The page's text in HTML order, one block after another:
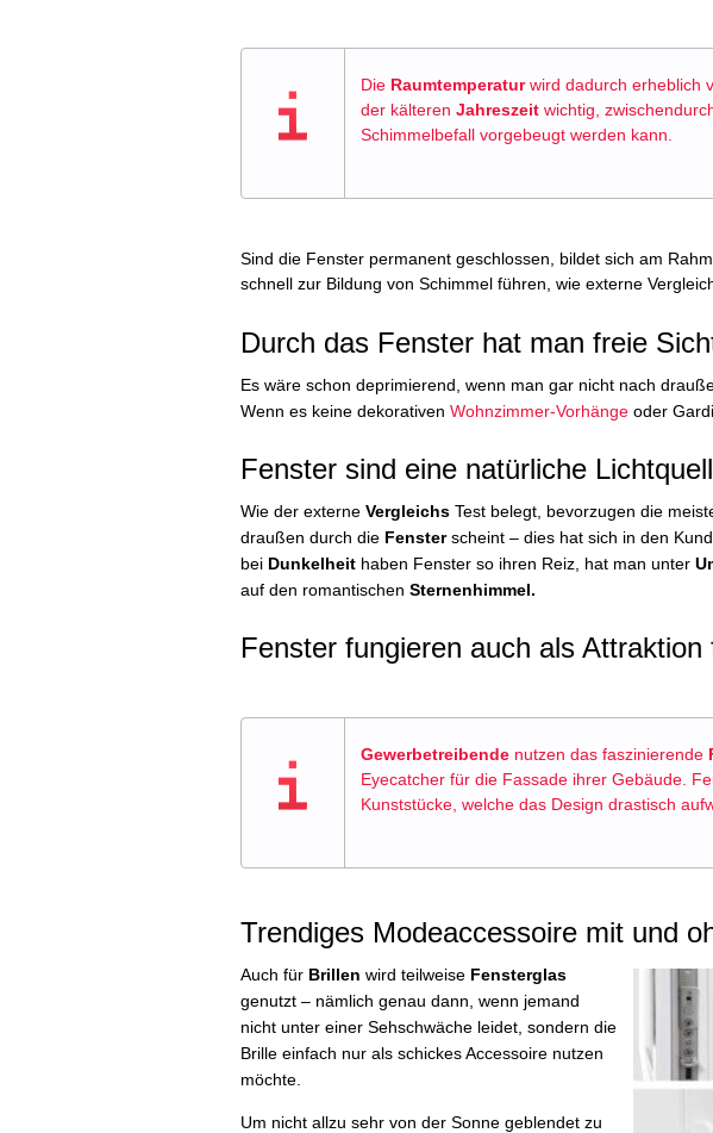
Die Raumtemperaturwird dadurch erheblich
der kälteren Jahreszeit wichtig,
Schimmelbefall vorgebeugt werden kann.
Sind die Fenster permanent geschlossen, bildet sich am
schnell zur Bildung von Schimmel führen, wie externe
Durch das Fenster hat man freie
Es wäre schon deprimierend, wenn man gar nicht nach
Wenn es keine dekorativen Wohnzimmer-Vorhänge oder
Fenster sind eine natürliche
Wie der externe Vergleichs Test belegt, bevorzugen die
draußen durch die Fensterscheint – dies hat sich in den
bei Dunkelheit haben Fenster so ihren Reiz, hat man unter
auf den romantischen Sternenhimmel.
Fenster fungieren auch als
Gewerbetreibende nutzen das faszinierende
Eyecatcher für die Fassade ihrer Gebäude.
Kunststücke, welche das Design drastisch
Trendiges Modeaccessoire mit und
Auch für Brillen wird teilweise Fensterglas
genutzt – nämlich genau dann, wenn jemand
nicht unter einer Sehschwäche leidet, sondern die
Brille einfach nur als schickes Accessoire nutzen
möchte.
Um nicht allzu sehr von der Sonne geblendet zu